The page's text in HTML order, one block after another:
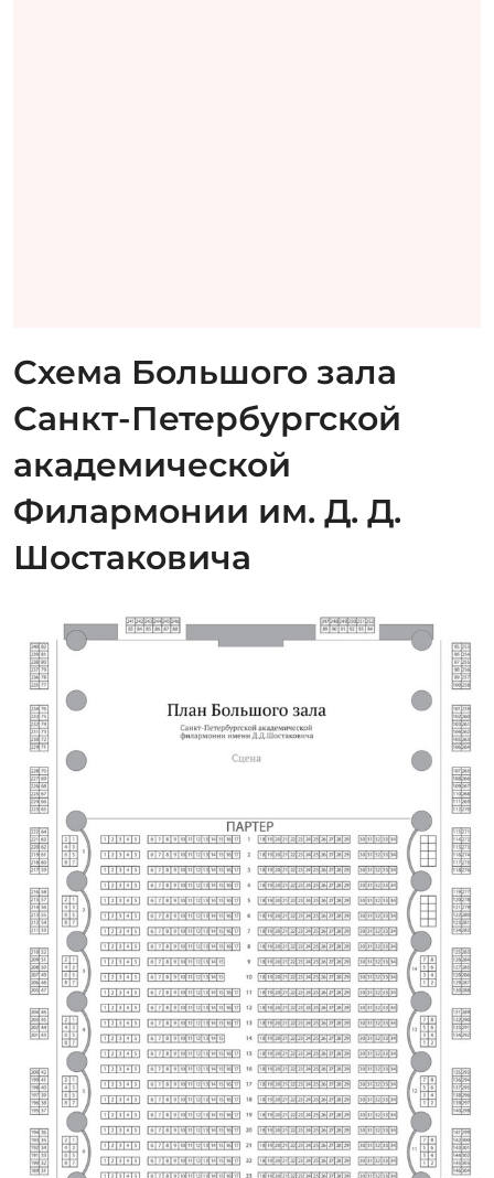
Схема Большого зала
Санкт-Петербургской
академической
Филармонии им. Д. Д.
Шостаковича